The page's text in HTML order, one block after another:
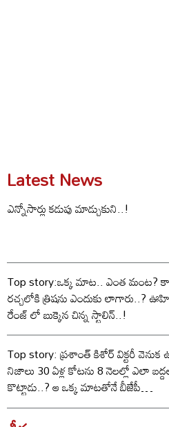
Latest News
ఎన్నోసార్లు కడుపు మాడ్చుకుని..!
Top story:ఒక్క మాట.. ఎంత మంట?
రచ్చలోకి త్రిషను ఎందుకు లాగారు..?
రేంజ్ లో బుక్కైన చిన్న స్టాలిన్..!
Top story: ప్రశాంత్ కిశోర్ విక్టరీ వెనుక
నిజాలు 30 ఏళ్ల కోటను 8 నెలల్లో ఎలా బద్దలు
కొట్టాడు..? ఆ ఒక్క మాటతోనే బీజేపీ
ఓడిపోయిందా..?